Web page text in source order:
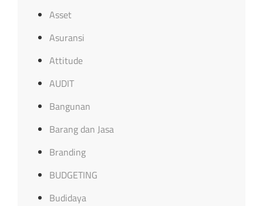
Asset
Asuransi
Attitude
AUDIT
Bangunan
Barang dan Jasa
Branding
BUDGETING
Budidaya